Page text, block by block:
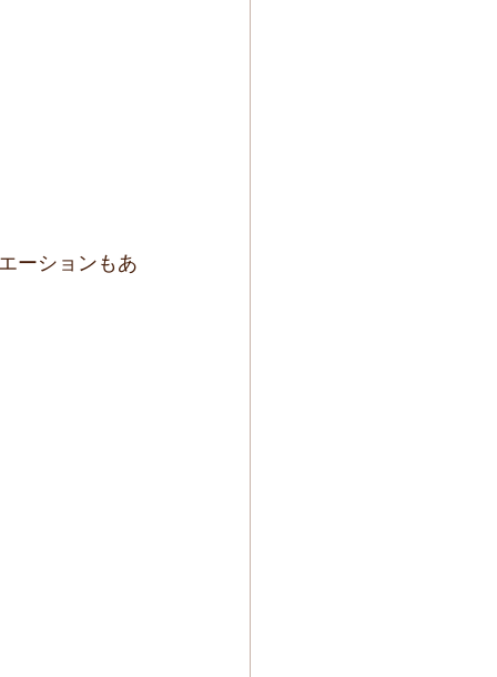
ーションもあ